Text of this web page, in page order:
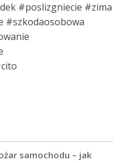
#poslizgniecie #zima
#szkodaosobowa
samochodu – jak